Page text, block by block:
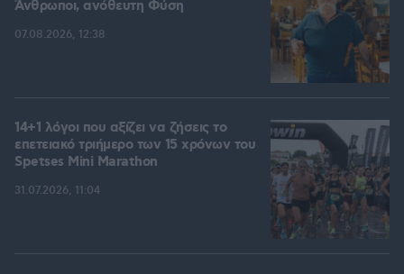
Άνθρωποι, ανόθευτη Φύση
07.08.2026, 12:38
14+1 λόγοι που αξίζει να ζήσεις το
επετειακό τριήμερο των 15 χρόνων του
Spetses Mini Marathon
31.07.2026, 11:04